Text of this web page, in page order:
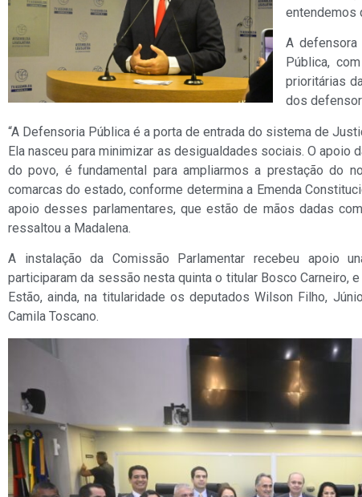
entendemos
A defensora
Pública,
prioritárias
dos
“A Defensoria Pública é a porta de entrada do sistema de
Ela nasceu para minimizar as desigualdades sociais. O apoio
do povo, é fundamental para ampliarmos a prestação do
comarcas do estado, conforme determina a Emenda
apoio desses parlamentares, que estão de mãos dadas
ressaltou a Madalena.
A instalação da Comissão Parlamentar recebeu apoio
participaram da sessão nesta quinta o titular Bosco Carneiro,
Estão, ainda, na titularidade os deputados Wilson Filho,
Camila Toscano.